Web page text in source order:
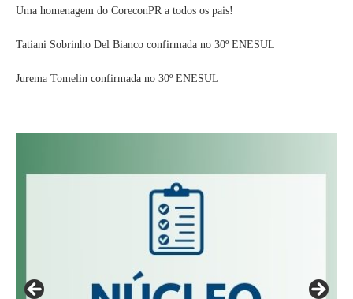
Uma homenagem do CoreconPR a todos os pais!
Tatiani Sobrinho Del Bianco confirmada no 30º ENESUL
Jurema Tomelin confirmada no 30º ENESUL